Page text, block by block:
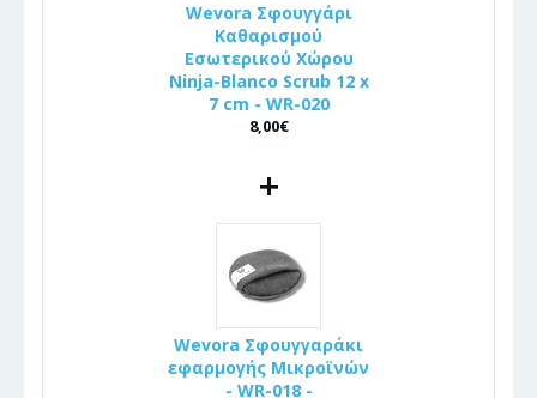
Wevora Σφουγγάρι
Καθαρισμού
Εσωτερικού Χώρου
Ninja-Blanco Scrub 12 x
7 cm - WR-020
8,00€
+
Wevora Σφουγγαράκι
εφαρμογής Μικροϊνών
- WR-018 -